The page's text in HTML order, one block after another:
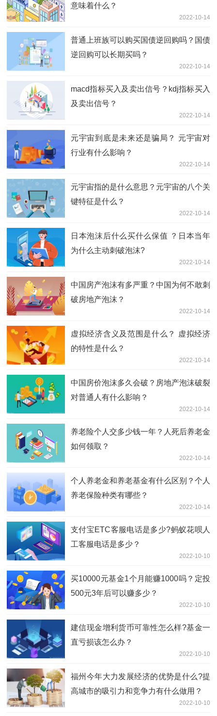
意味着什么？
2022-10-14
普通上班族可以购买国债逆回购吗？国债
逆回购可以长期买吗？
2022-10-14
macd指标买入及卖出信号？kdj指标买入
及卖出信号？
2022-10-14
元宇宙到底是未来还是骗局？ 元宇宙对
行业有什么影响？
2022-10-14
元宇宙指的是什么意思？元宇宙的八个关
键特征是什么？
2022-10-14
日本泡沫后什么买什么保值 ？日本当年
为什么主动刺破泡沫?
2022-10-14
中国房产泡沫有多严重？中国为何不敢刺
破房地产泡沫？
2022-10-14
虚拟经济含义及范围是什么？ 虚拟经济
的特性是什么？
2022-10-14
中国房价泡沫多久会破？房地产泡沫破裂
对普通人有什么影响？
2022-10-14
养老险个人交多少钱一年？人死后养老金
如何领取？
2022-10-14
个人养老金和养老基金有什么区别？个人
养老保险种类有哪些？
2022-10-14
支付宝ETC客服电话是多少?蚂蚁花呗人
工客服电话是多少？
2022-10-10
买10000元基金1个月能赚1000吗？定投
500元3年后可以赚多少？
2022-10-10
建信现金增利货币可靠性怎么样?基金一
直亏损该怎么办？
2022-10-10
福州今年大力发展经济的优势是什么?提
高城市的吸引力和竞争力有什么做用？
2022-10-10